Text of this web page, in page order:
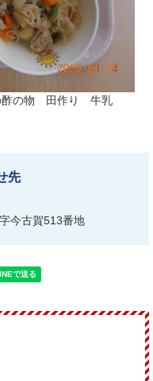
酢の物 田作り 牛乳
先
今古賀513番地